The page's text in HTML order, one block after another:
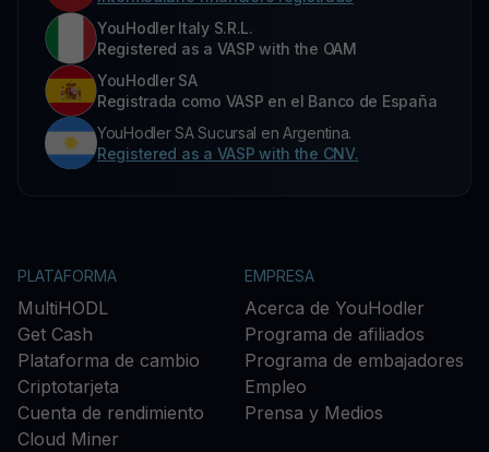
YouHodler Italy S.R.L.
Registered as a VASP with the OAM
YouHodler SA
Registrada como VASP en el Banco de España
YouHodler SA Sucursal en Argentina.
Registered as a VASP with the CNV.
PLATAFORMA
MultiHODL
Get Cash
Plataforma de cambio
Criptotarjeta
Cuenta de rendimiento
Cloud Miner
EMPRESA
Acerca de YouHodler
Programa de afiliados
Programa de embajadores
Empleo
Prensa y Medios